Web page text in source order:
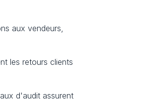
aux vendeurs,
les retours clients
d'audit assurent